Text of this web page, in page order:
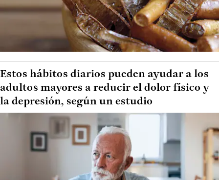
Estos hábitos diarios pueden ayudar a los
adultos mayores a reducir el dolor físico y
la depresión, según un estudio